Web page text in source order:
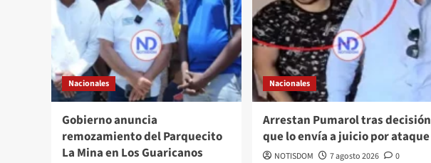
Nacionales
Gobierno anuncia
remozamiento del Parquecito
La Mina en Los Guaricanos
Nacionales
Arrestan Pumarol tras decisión
que lo envía a juicio por ataque
NOTISDOM 7 agosto 2026 0